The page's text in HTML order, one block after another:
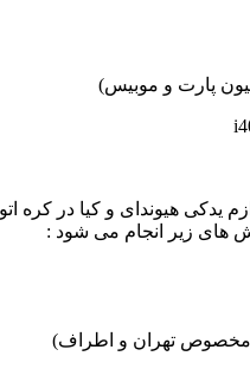
پارت و موبیس)
یدکی هیوندای و کیا در کره
زیر انجام می شود :
تهران و اطراف)